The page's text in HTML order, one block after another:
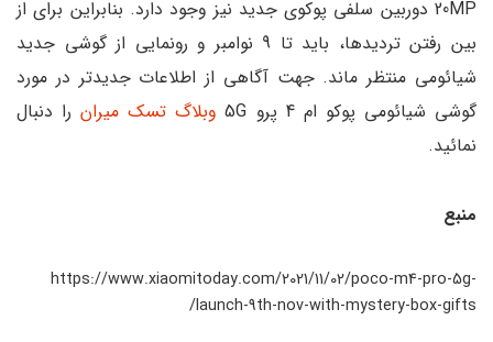
20MP دوربین سلفی پوکوی جدید نیز وجود دارد. بنابراین برای از
بین رفتن تردیدها، باید تا 9 نوامبر و رونمایی از گوشی جدید
شیائومی منتظر ماند. جهت آگاهی از اطلاعات جدیدتر در مورد
گوشی شیائومی پوکو ام 4 پرو 5G
وبلاگ تسک میرانرا دنبال
نمائید.
منبع
https://www.xiaomitoday.com/2021/11/02/poco-m4-pro-5g-
launch-9th-nov-with-mystery-box-gifts/